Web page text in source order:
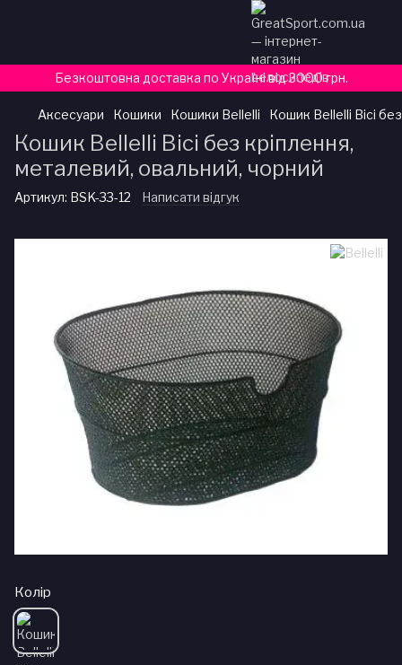
Безкоштовна доставка по Україні від 3000 грн.
Аксесуари Кошики Кошики Bellelli Кошик Bellelli Bici без
Кошик Bellelli Bici без кріплення,
металевий, овальний, чорний
Артикул: BSK-33-12 Написати відгук
Колір